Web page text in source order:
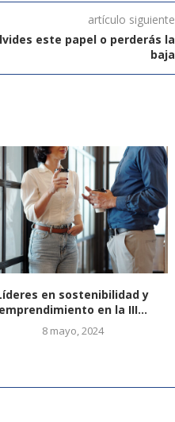
artículo siguiente
este papel o perderás la
baja
en sostenibilidad y
emprendimiento en la III...
8 mayo, 2024